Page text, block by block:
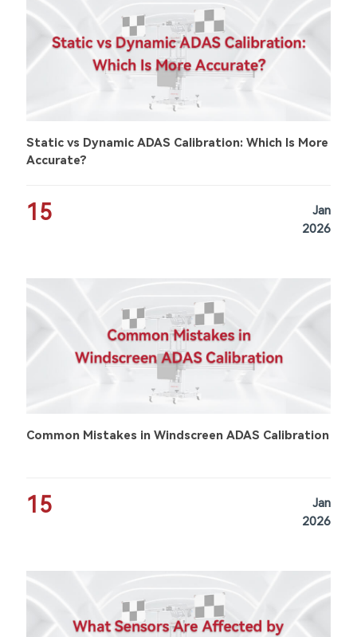
Static vs Dynamic ADAS Calibration: Which Is More
Accurate?
15
Jan
2026
Common Mistakes in Windscreen ADAS Calibration
15
Jan
2026